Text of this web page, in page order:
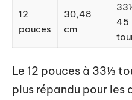
12
pouces
30,48
cm
45
Le 12 pouces à 33⅓
plus répandu pour les